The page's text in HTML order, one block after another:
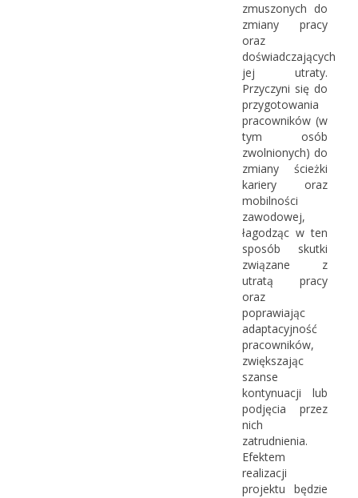
zmuszonych do
zmiany pracy
oraz
doświadczających
jej utraty.
Przyczyni się do
przygotowania
pracowników (w
tym osób
zwolnionych) do
zmiany ścieżki
kariery oraz
mobilności
zawodowej,
łagodząc w ten
sposób skutki
związane z
utratą pracy
oraz
poprawiając
adaptacyjność
pracowników,
zwiększając
szanse
kontynuacji lub
podjęcia przez
nich
zatrudnienia.
Efektem
realizacji
projektu będzie